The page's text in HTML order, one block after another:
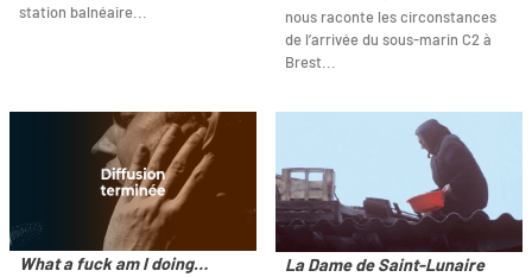
station balnéaire...
nous raconte les circonstances
de l’arrivée du sous-marin C2 à
Brest...
What a fuck am I doing…
La Dame de Saint-Lunaire